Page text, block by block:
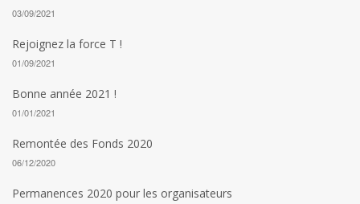
03/09/2021
Rejoignez la force T !
01/09/2021
Bonne année 2021 !
01/01/2021
Remontée des Fonds 2020
06/12/2020
Permanences 2020 pour les organisateurs